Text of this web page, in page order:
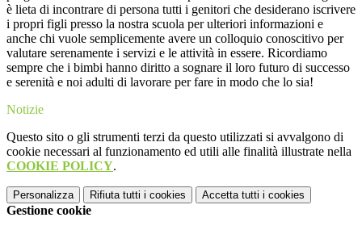
è lieta di incontrare di persona tutti i genitori che desiderano iscrivere
i propri figli presso la nostra scuola per ulteriori informazioni e
anche chi vuole semplicemente avere un colloquio conoscitivo per
valutare serenamente i servizi e le attività in essere. Ricordiamo
sempre che i bimbi hanno diritto a sognare il loro futuro di successo
e serenità e noi adulti di lavorare per fare in modo che lo sia!
Notizie
Questo sito o gli strumenti terzi da questo utilizzati si avvalgono di
cookie necessari al funzionamento ed utili alle finalità illustrate nella
COOKIE POLICY.
Personalizza Rifiuta tutti i cookies Accetta tutti i cookies
Gestione cookie